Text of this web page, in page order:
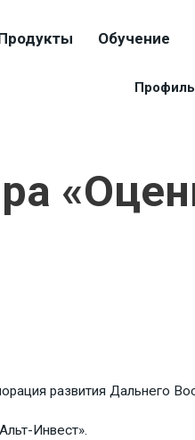
Обучение
Профиль
развития Дальнего
Инвест».